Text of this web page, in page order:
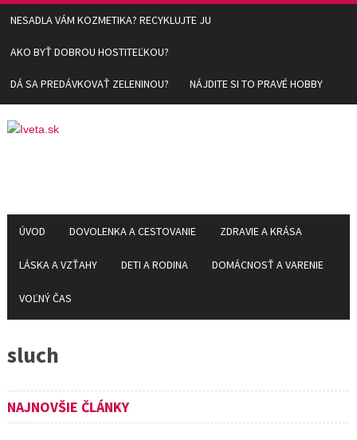
NESADLA VÁM KOZMETIKA? RECYKLUJTE JU
AKO BYŤ DOBROU HOSTITEĽKOU?
DÁ SA PREDÁVKOVAŤ ZELENINOU? NÁJDITE SI TO PRAVÉ HOBBY
ÚVOD DOVOLENKA A CESTOVANIE ZDRAVIE A KRÁSA
LÁSKA A VZŤAHY DETI A RODINA DOMÁCNOSŤ A VARENIE
VOĽNÝ ČAS
sluch
NAJNOVŠIE ČLÁNKY